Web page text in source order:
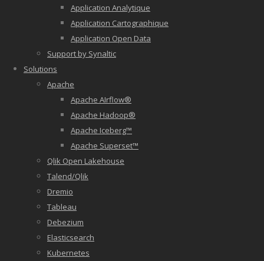
Application Analytique
Application Cartographique
Application Open Data
Support by Synaltic
Solutions
Apache
Apache AIrflow®
Apache Hadoop®
Apache Iceberg™
Apache Superset™
Qlik Open Lakehouse
Talend/Qlik
Dremio
Tableau
Debezium
Elasticsearch
Kubernetes